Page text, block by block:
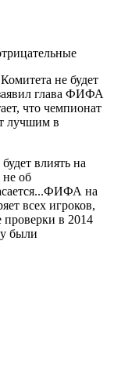
не будет
глава ФИФА
что чемпионат
лучшим в
влиять на
об
на
всех игроков,
проверки в 2014
были